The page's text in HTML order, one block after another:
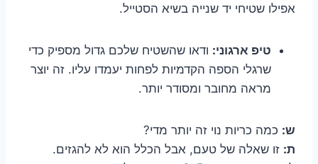
אפילו שטיחי יד שנייה בשיא הסטייל.
טיפ ארגוני: ודאו שהשטיח שלכם גדול מספיק כדי
שרגלי הספה הקדמיות לפחות יעמדו עליו. זה יוצר
מראה מחובר ומסודר יותר.
ש: כמה כריות נוי זה יותר מדי?
ת: זו שאלה של טעם, אבל הכלל הוא לא להגזים.